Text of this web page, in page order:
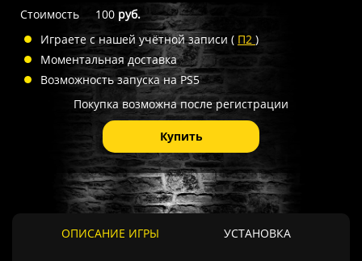
Стоимость 100 руб.
Играете с нашей учётной записи ( П2 )
Моментальная доставка
Возможность запуска на PS5
Покупка возможна после регистрации
Купить
ОПИСАНИЕ ИГРЫ УСТАНОВКА